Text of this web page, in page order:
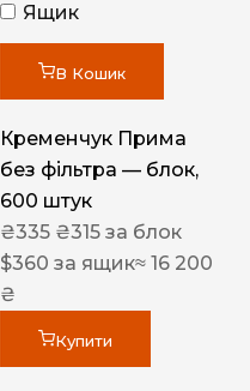
Ящик
В Кошик
Кременчук Прима
без фільтра — блок,
600 штук
₴335 ₴315 за блок
$360 за ящик≈ 16 200
₴
Купити